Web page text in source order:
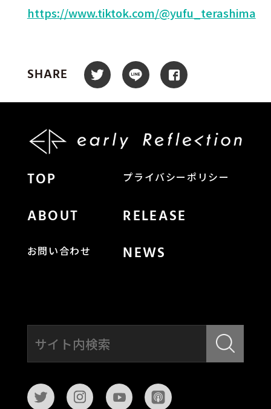
https://www.tiktok.com/@yufu_terashima
SHARE
TOP プライバシーポリシー
ABOUT RELEASE
お問い合わせ NEWS